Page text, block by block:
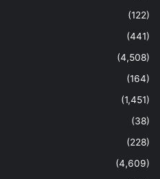
(122)
(441)
(4,508)
(164)
(1,451)
(38)
(228)
(4,609)